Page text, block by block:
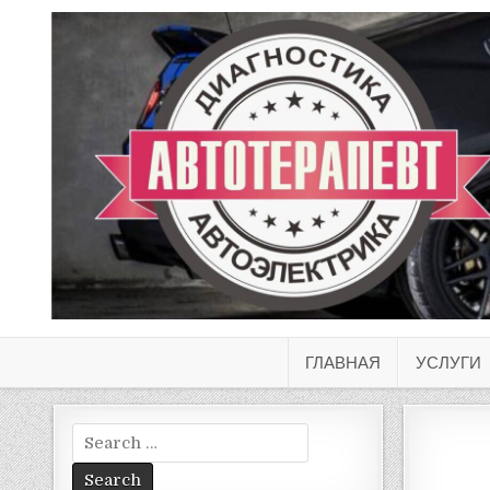
ГЛАВНАЯ УСЛУГИ
Search
for: